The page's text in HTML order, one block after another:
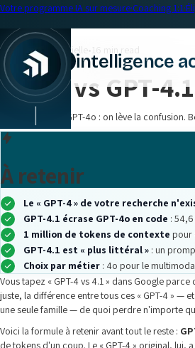
|
Votre programme IA sur mesure·Coaching 1:1·
intelligence
← Blog
Intelligence artificielle
GPT-4 vs GPT-
GPT-4, GPT-4.1, GPT-4o : on lève la
À retenir
Le « GPT-4 » de votre recherche
GPT-4.1 écrase GPT-4o en code :
1 million de tokens de contexte pour
GPT-4.1 est « plus littéral » : un
Choix par métier : 4o pour le
Vous tapez « GPT-4 vs 4.1 » dans Google
juste, la différence entre tous ces « GPT-4 » —
une seule famille — de quoi perdre n'importe
Voici la formule à retenir avant tout le reste :
de tokens d'un coup. Le « GPT-4 » original,